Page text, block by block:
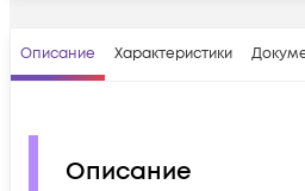
Описание Характеристики
Описание